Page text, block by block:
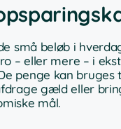
små beløb i
– eller mere – i
penge kan bruges
gæld eller
mål.